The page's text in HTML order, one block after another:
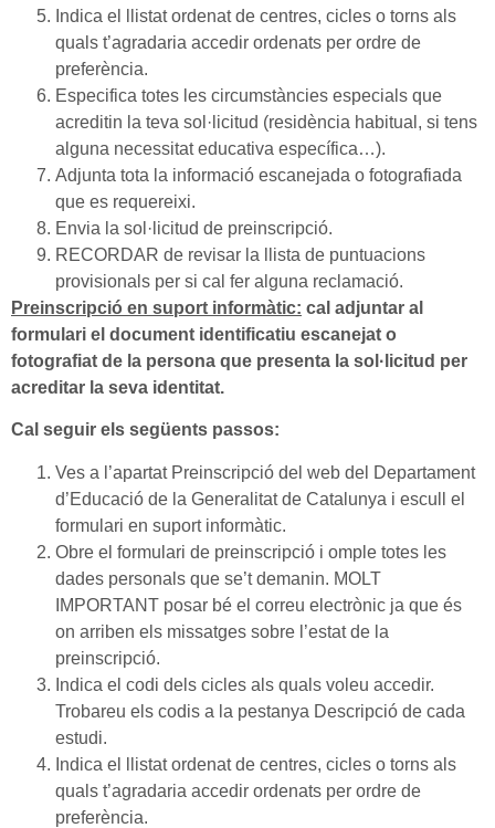
Indica el llistat ordenat de centres, cicles o torns als
quals t’agradaria accedir ordenats per ordre de
preferència.
Especifica totes les circumstàncies especials que
acreditin la teva sol·licitud (residència habitual, si tens
alguna necessitat educativa específica…).
Adjunta tota la informació escanejada o fotografiada
que es requereixi.
Envia la sol·licitud de preinscripció.
RECORDAR de revisar la llista de puntuacions
provisionals per si cal fer alguna reclamació.
Preinscripció en suport informàtic: cal adjuntar al
formulari el document identificatiu escanejat o
fotografiat de la persona que presenta la sol·licitud per
acreditar la seva identitat.
Cal seguir els següents passos:
Ves a l’apartat Preinscripció del web del Departament
d’Educació de la Generalitat de Catalunya i escull el
formulari en suport informàtic.
Obre el formulari de preinscripció i omple totes les
dades personals que se’t demanin. MOLT
IMPORTANT posar bé el correu electrònic ja que és
on arriben els missatges sobre l’estat de la
preinscripció.
Indica el codi dels cicles als quals voleu accedir.
Trobareu els codis a la pestanya Descripció de cada
estudi.
Indica el llistat ordenat de centres, cicles o torns als
quals t’agradaria accedir ordenats per ordre de
preferència.